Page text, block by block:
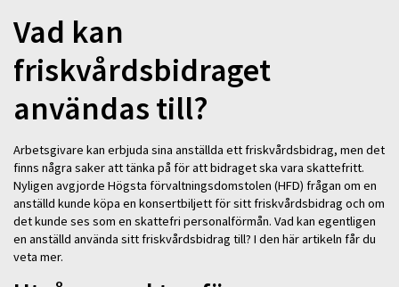
Vad kan
friskvårdsbidraget
användas till?
Arbetsgivare kan erbjuda sina anställda ett friskvårdsbidrag, men det
finns några saker att tänka på för att bidraget ska vara skattefritt.
Nyligen avgjorde Högsta förvaltningsdomstolen (HFD) frågan om en
anställd kunde köpa en konsertbiljett för sitt friskvårdsbidrag och om
det kunde ses som en skattefri personalförmån. Vad kan egentligen
en anställd använda sitt friskvårdsbidrag till? I den här artikeln får du
veta mer.